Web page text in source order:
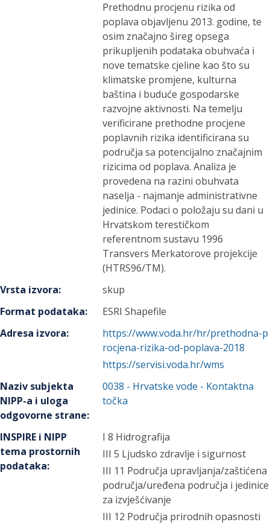
Prethodnu procjenu rizika od
poplava objavljenu 2013. godine, te
osim značajno šireg opsega
prikupljenih podataka obuhvaća i
nove tematske cjeline kao što su
klimatske promjene, kulturna
baština i buduće gospodarske
razvojne aktivnosti. Na temelju
verificirane prethodne procjene
poplavnih rizika identificirana su
područja sa potencijalno značajnim
rizicima od poplava. Analiza je
provedena na razini obuhvata
naselja - najmanje administrativne
jedinice. Podaci o položaju su dani u
Hrvatskom terestičkom
referentnom sustavu 1996
Transvers Merkatorove projekcije
(HTRS96/TM).
Vrsta izvora:
skup
Format podataka:
ESRI Shapefile
Adresa izvora:
https://www.voda.hr/hr/prethodna-p
rocjena-rizika-od-poplava-2018
https://servisi.voda.hr/wms
Naziv subjekta
NIPP-a i uloga
odgovorne strane:
0038 - Hrvatske vode - Kontaktna
točka
INSPIRE i NIPP
tema prostornih
podataka:
I 8 Hidrografija
III 5 Ljudsko zdravlje i sigurnost
III 11 Područja upravljanja/zaštićena
područja/uređena područja i jedinice
za izvješćivanje
III 12 Područja prirodnih opasnosti